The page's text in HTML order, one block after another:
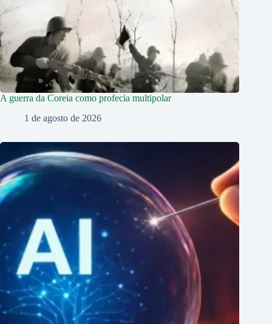
A guerra da Coreia como profecia multipolar
1 de agosto de 2026